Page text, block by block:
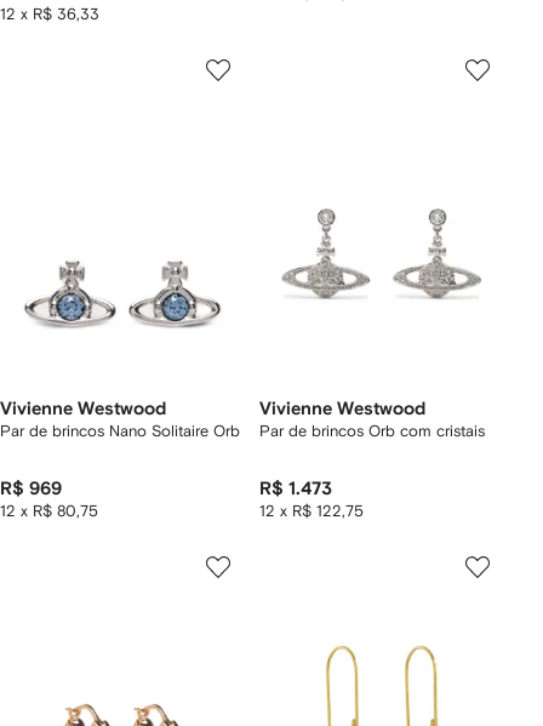
12 x R$ 36,33
Vivienne Westwood
Par de brincos Nano Solitaire Orb
R$ 969
12 x R$ 80,75
Vivienne Westwood
Par de brincos Orb com cristais
R$ 1.473
12 x R$ 122,75